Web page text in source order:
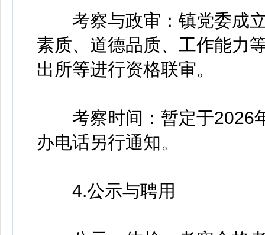
考察与政审：镇党委成立
素质、道德品质、工作能力
出所等进行资格联审。
考察时间：暂定于2026
办电话另行通知。
4.公示与聘用